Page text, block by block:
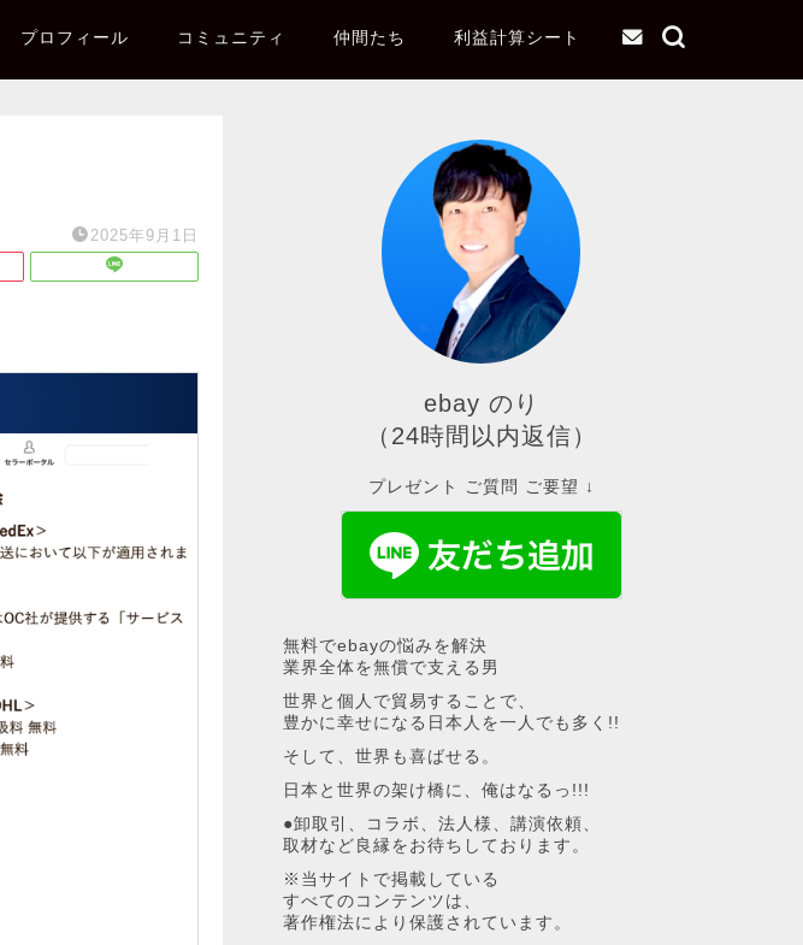
プロフィール コミュニティ 仲間たち 利益計算シート
2025年9月1日
ebay のり
（24時間以内返信）
プレゼント ご質問 ご要望 ↓
無料でebayの悩みを解決
業界全体を無償で支える男
世界と個人で貿易することで、
豊かに幸せになる日本人を一人でも多く!!
そして、世界も喜ばせる。
日本と世界の架け橋に、俺はなるっ!!!
●卸取引、コラボ、法人様、講演依頼、
取材など良縁をお待ちしております。
※当サイトで掲載している
すべてのコンテンツは、
著作権法により保護されています。